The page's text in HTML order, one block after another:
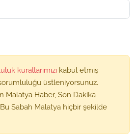
kurallarımızı kabul etmiş
üstleniyorsunuz.
Malatya Haber, Son Dakika
Sabah Malatya hiçbir şekilde